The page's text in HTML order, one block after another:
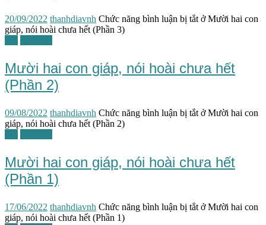
20/09/2022 thanhdiavnh Chức năng bình luận bị tắt ở Mười hai con
giáp, nói hoài chưa hết (Phần 3)
Mười hai con giáp, nói hoài chưa hết
(Phần 2)
09/08/2022 thanhdiavnh Chức năng bình luận bị tắt ở Mười hai con
giáp, nói hoài chưa hết (Phần 2)
Mười hai con giáp, nói hoài chưa hết
(Phần 1)
17/06/2022 thanhdiavnh Chức năng bình luận bị tắt ở Mười hai con
giáp, nói hoài chưa hết (Phần 1)